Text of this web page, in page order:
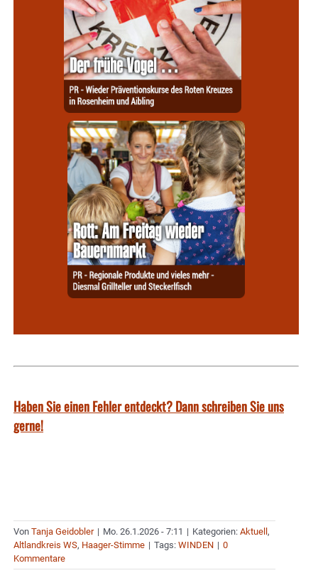
Haben Sie einen Fehler entdeckt? Dann schreiben Sie uns
gerne!
Von Tanja Geidobler | Mo. 26.1.2026 - 7:11 | Kategorien: Aktuell ,
Altlandkreis WS, Haager-Stimme | Tags: WINDEN | 0
Kommentare